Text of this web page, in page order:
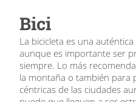
Bici
La bicicleta es una
aunque es importante ser
siempre. Lo más
la montaña o también para
céntricas de las ciudades